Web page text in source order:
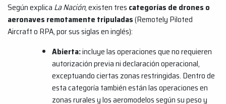
Según explica La Nación, existen tres categorías de drones o
aeronaves remotamente tripuladas(Remotely Piloted
Aircraft o RPA, por sus siglas en inglés):
Abierta:incluye las operaciones que no requieren
autorización previa ni declaración operacional,
exceptuando ciertas zonas restringidas. Dentro de
esta categoría también están las operaciones en
zonas rurales y los aeromodelos según su peso y